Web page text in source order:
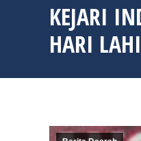
KEJARI
HARI